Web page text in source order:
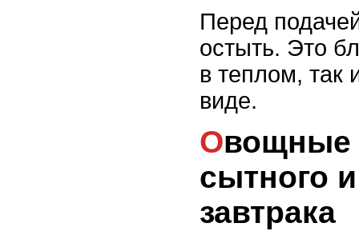
Перед
остыть. Это
в теплом, так
виде.
Овощные запеканки для
сытного и
завтрака